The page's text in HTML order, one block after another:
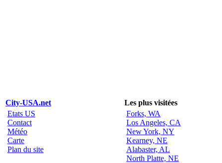
City-USA.net
Les plus visitées
Etats US
Contact
Météo
Carte
Plan du site
Forks, WA
Los Angeles, CA
New York, NY
Kearney, NE
Alabaster, AL
North Platte, NE